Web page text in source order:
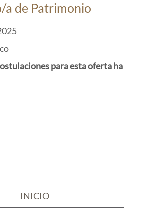
a de Patrimonio
para esta oferta ha
INICIO